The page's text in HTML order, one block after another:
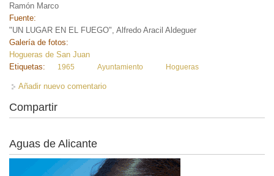
Ramón Marco
Fuente:
"UN LUGAR EN EL FUEGO", Alfredo Aracil Aldeguer
Galería de fotos:
Hogueras de San Juan
Etiquetas:
1965 Ayuntamiento Hogueras
Añadir nuevo comentario
Compartir
Aguas de Alicante